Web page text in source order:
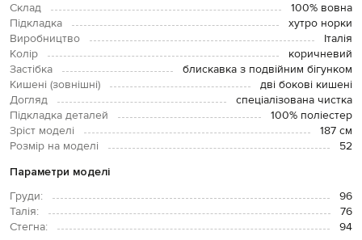
Склад
100% вовна
Підкладка
хутро норки
Виробництво
Італія
Колір
коричневий
Застібка
блискавка з подвійним бігунком
Кишені (зовнішні)
дві бокові кишені
Догляд
спеціалізована чистка
Підкладка деталей
100% поліестер
Зріст моделі
187 см
Розмір на моделі
52
Параметри моделі
Груди:
96
Талія:
76
Стегна:
94